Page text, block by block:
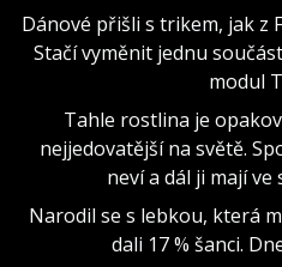
Dánové přišli s trikem, jak z
Stačí vyměnit jednu
modul
Tahle rostlina je
nejjedovatější na světě.
neví a dál ji mají ve
Narodil se s lebkou, která
dali 17 % šanci.